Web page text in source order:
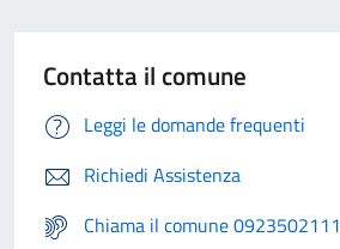
Contatta il comune
Leggi le domande frequenti
Richiedi Assistenza
Chiama il comune 0923502111